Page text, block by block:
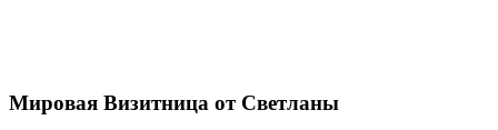
Мировая Визитница от Светланы